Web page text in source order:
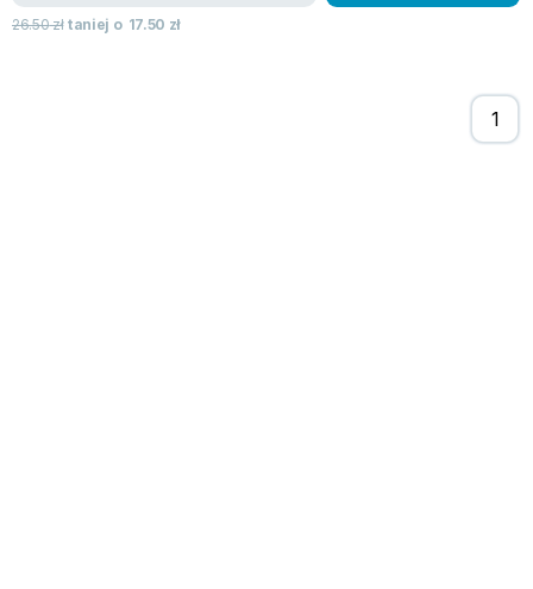
26.50złtaniej o 17.50 zł